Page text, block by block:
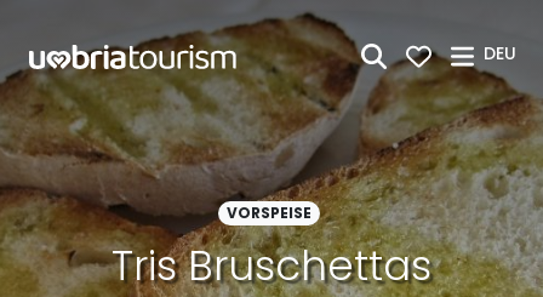
Zum Hauptinhalt springen
DEU
VORSPEISE
Tris Bruschettas